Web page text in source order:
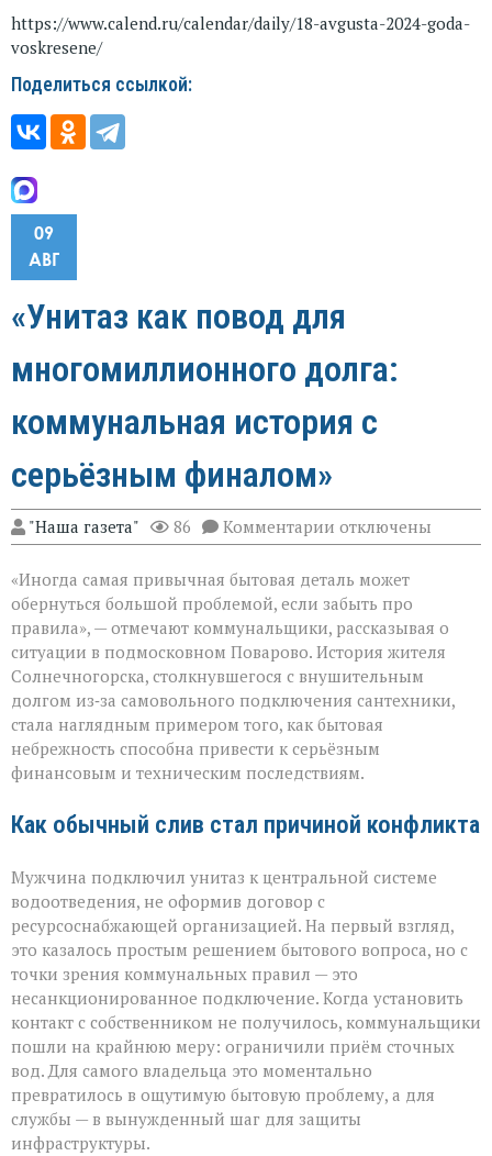
https://www.calend.ru/calendar/daily/18-avgusta-2024-goda-
voskresene/
Поделиться ссылкой:
09
АВГ
«Унитаз как повод для
многомиллионного долга:
коммунальная история с
серьёзным финалом»
"Наша газета" 86 Комментарии к
записи
как
повод
долга:
коммунальная
история
с
серьёзным
финалом»
отключены
«Иногда самая привычная бытовая деталь может
обернуться большой проблемой, если забыть про
правила», — отмечают коммунальщики, рассказывая о
ситуации в подмосковном Поварово. История жителя
Солнечногорска, столкнувшегося с внушительным
долгом из‑за самовольного подключения сантехники,
стала наглядным примером того, как бытовая
небрежность способна привести к серьёзным
финансовым и техническим последствиям.
Как обычный слив стал причиной конфликта
Мужчина подключил унитаз к центральной системе
водоотведения, не оформив договор с
ресурсоснабжающей организацией. На первый взгляд,
это казалось простым решением бытового вопроса, но с
точки зрения коммунальных правил — это
несанкционированное подключение. Когда установить
контакт с собственником не получилось, коммунальщики
пошли на крайнюю меру: ограничили приём сточных
вод. Для самого владельца это моментально
превратилось в ощутимую бытовую проблему, а для
службы — в вынужденный шаг для защиты
инфраструктуры.